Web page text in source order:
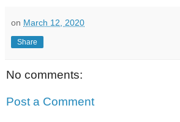
on March 12, 2020
Share
No comments:
Post a Comment